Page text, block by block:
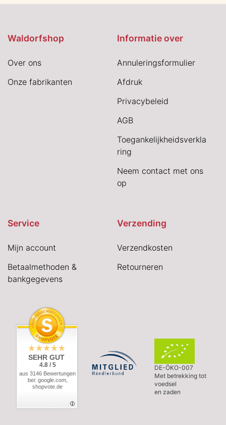
Waldorfshop
Over ons
Onze fabrikanten
Informatie over
Annuleringsformulier
Afdruk
Privacybeleid
AGB
Toegankelijkheidsverkla
ring
Neem contact met ons
op
Service
Mijn account
Betaalmethoden &
bankgegevens
Verzending
Verzendkosten
Retourneren
SEHR GUT
4.8 / 5
aus 3146 Bewertungen
bei: google.com,
shopvote.de
DE-ÖKO-007
Met betrekking tot
voedsel
en zaden